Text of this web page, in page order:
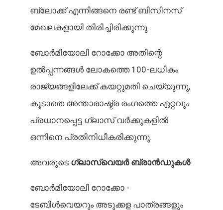
ബ്ലോക്ക് എന്നിങ്ങനെ രണ്ട് ബിസിനസ്
മേഖലകളായി തിരിച്ചിരിക്കുന്നു.
ബോർമിയോലി റോക്കോ അതിന്റെ
ഉൽപ്പന്നങ്ങൾ ലോകത്തെ 100-ലധികം
രാജ്യങ്ങളിലേക്ക് കയറ്റുമതി ചെയ്യുന്നു,
കൂടാതെ അന്താരാഷ്ട്ര രംഗത്തെ ഏറ്റവും
പ്രധാനപ്പെട്ട ഗ്ലാസ് വർക്കുകളിൽ
ഒന്നിനെ പ്രതിനിധീകരിക്കുന്നു.
അവരുടെ ഗ്ലാസ്വെയർ ബ്രാൻഡുകൾ:
ബോർമിയോലി റോക്കോ -
ടേബിൾവെയറും അടുക്കള പാത്രങ്ങളും